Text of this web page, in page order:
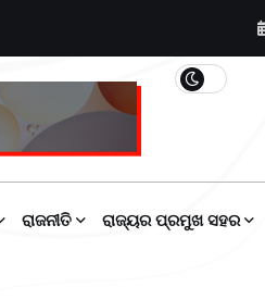
ରାଜନୀତି ରାଜ୍ୟର ପ୍ରମୁଖ ସହର